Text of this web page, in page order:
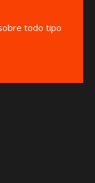
todo tipo